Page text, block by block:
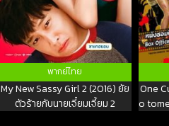
พากย์ไทย
My New Sassy Girl 2 (2016) ยัย
ตัวร้ายกับนายเจี๋ยมเจี้ยม 2
One
o